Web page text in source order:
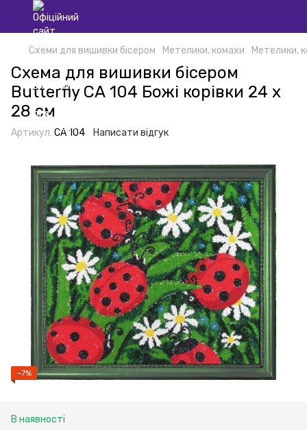
Схеми для вишивки бісером Метелики, комахи Метелики,
Схема для вишивки бісером
Butterfly СА 104 Божі корівки 24 х
28 см
Артикул: СА 104 Написати відгук
−7%
В наявності